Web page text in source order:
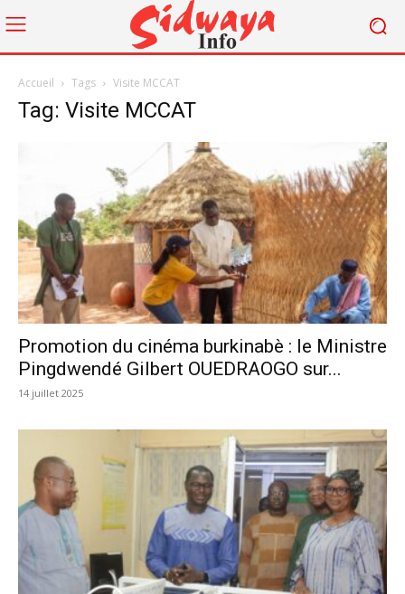
Accueil Tags Visite MCCAT
Tag: Visite MCCAT
Promotion du cinéma burkinabè : le Ministre
Pingdwendé Gilbert OUEDRAOGO sur...
14 juillet 2025